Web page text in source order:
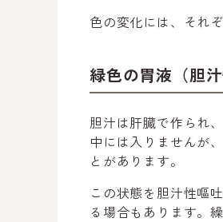
色の変化には、それ
緑色の胃液（胆汁
胆汁は肝臓で作られ
中には入りませんが
とがあります。
この状態を胆汁性嘔
る場合もあります。